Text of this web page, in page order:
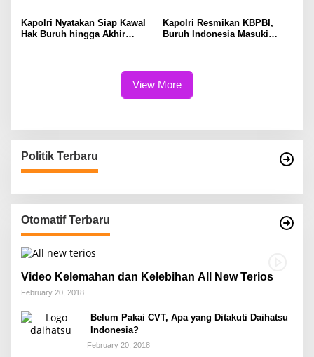
Kapolri Nyatakan Siap Kawal
Hak Buruh hingga Akhir
Kapolri Resmikan KBPBI,
Buruh Indonesia Masuki
View More
Politik Terbaru
Otomatif Terbaru
Video Kelemahan dan Kelebihan All New Terios
February 20, 2018
Belum Pakai CVT, Apa yang Ditakuti Daihatsu
Indonesia?
February 20, 2018